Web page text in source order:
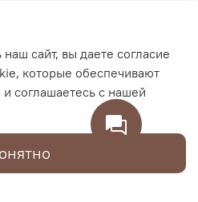
сайт, вы даете согласие
которые обеспечивают
соглашаетесь с нашей